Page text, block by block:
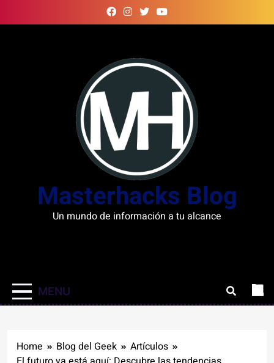
to
Masterhacks Blog
Un mundo de información a tu alcance
MENU
Home Blog del Geek
Artículos